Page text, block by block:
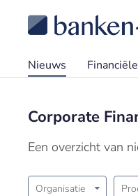
Nieuws
Corporate
Een overzicht van
Organisatie